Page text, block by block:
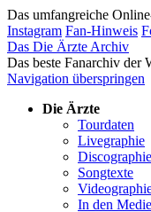
Das umfangreiche
Instagram Fan-Hinweis
Das Die Ärzte Archiv
Das beste Fanarchiv der
Navigation überspringen
Die Ärzte
Tourdaten
Livegraphie
Discographie
Songtexte
In den